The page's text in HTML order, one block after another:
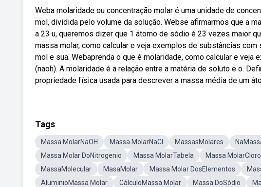
Weba molaridade ou concentração molar é uma unidade de
mol, dividida pelo volume da solução. Webse afirmarmos que a
a 23 u, queremos dizer que 1 átomo de sódio é 23 vezes maior
massa molar, como calcular e veja exemplos de substâncias
mol e sua. Webaprenda o que é molaridade, como calcular e
(naoh). A molaridade é a relação entre a matéria de soluto e o.
propriedade física usada para descrever a massa média de um
Tags
Massa MolarNaOH Massa MolarNaCl MassasMolares
Massa Molar DoNitrogenio
Massa MolarTabela Massa MolarCloro
MassaMolecular
MasaMolar Massa Molar DosElementos
AluminioMassa Molar
CálculoMassa Molar Massa DoSódio